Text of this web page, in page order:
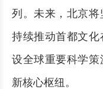
列。未来，北京将
持续推动首都文
设全球重要科学策
新核心枢纽。